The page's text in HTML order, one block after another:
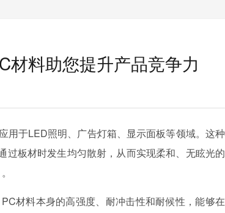
材料助您提升产品竞争力
用于LED照明、广告灯箱、显示面板等领域。这种
板材时发生均匀散射，从而实现柔和、无眩光的
。
材料本身的高强度、耐冲击性和耐候性，能够在